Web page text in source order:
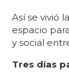
Así se vivió
espacio
y social
Tres días